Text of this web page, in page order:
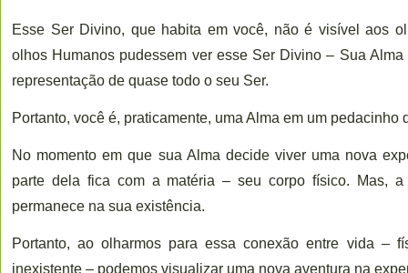
Esse Ser Divino, que habita em você, não é visível aos
olhos Humanos pudessem ver esse Ser Divino – Sua
representação de quase todo o seu Ser.
Portanto, você é, praticamente, uma Alma em um pedacinho
No momento em que sua Alma decide viver uma nova
parte dela fica com a matéria – seu corpo físico. Mas,
permanece na sua existência.
Portanto, ao olharmos para essa conexão entre vida –
inexistente – podemos visualizar uma nova aventura na